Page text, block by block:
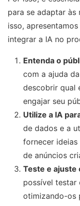
para se adaptar às
isso,
integrar a IA no
Entenda o
com a ajuda
descobrir qual
engajar seu
Utilize a IA
de dados e a
fornecer
de anúncios
Teste e ajuste
possível testar
otimizando-os